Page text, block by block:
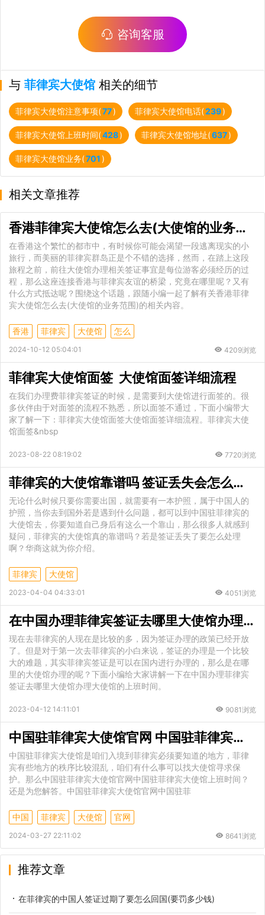
咨询客服
与 菲律宾大使馆 相关的细节
菲律宾大使馆注意事项(77) 菲律宾大使馆电话(239)
菲律宾大使馆上班时间(428) 菲律宾大使馆地址(637)
菲律宾大使馆业务(701)
相关文章推荐
香港菲律宾大使馆怎么去(大使馆的业务范围)
在香港这个繁忙的都市中，有时候你可能会渴望一段逃离现实的小
旅行，而美丽的菲律宾群岛正是个不错的选择，然而，在踏上这段
旅程之前，前往大使馆办理相关签证事宜是每位游客必须经历的过
程，那么这座连接香港与菲律宾友谊的桥梁，究竟在哪里呢？又有
什么方式抵达呢？围绕这个话题，跟随小编一起了解有关香港菲律
宾大使馆怎么去(大使馆的业务范围)的相关内容。
香港 菲律宾 大使馆 怎么
2024-10-12 05:04:01 4209浏览
菲律宾大使馆面签 大使馆面签详细流程
在我们办理费菲律宾签证的时候，是需要到大使馆进行面签的。很
多伙伴由于对面签的流程不熟悉，所以面签不通过，下面小编带大
家了解一下：菲律宾大使馆面签大使馆面签详细流程。菲律宾大使
馆面签&nbsp
2023-08-22 08:19:02 7720浏览
菲律宾的大使馆靠谱吗 签证丢失会怎么处理
无论什么时候只要你需要出国，就需要有一本护照，属于中国人的
护照，当你去到国外若是遇到什么问题，都可以到中国驻菲律宾的
大使馆去，你要知道自己身后有这么一个靠山，那么很多人就感到
疑问，菲律宾的大使馆真的靠谱吗？若是签证丢失了要怎么处理
啊？华商这就为你介绍。
菲律宾 大使馆
2023-04-04 04:33:01 4051浏览
在中国办理菲律宾签证去哪里大使馆办理 大使馆的上班时间
现在去菲律宾的人现在是比较的多，因为签证办理的政策已经开放
了。但是对于第一次去菲律宾的小白来说，签证的办理是一个比较
大的难题，其实菲律宾签证是可以在国内进行办理的，那么是在哪
里的大使馆办理的呢？下面小编给大家讲解一下在中国办理菲律宾
签证去哪里大使馆办理大使馆的上班时间。
2023-04-12 14:11:01 9081浏览
中国驻菲律宾大使馆官网 中国驻菲律宾大使馆上班时间
中国驻菲律宾大使馆是咱们入境到菲律宾必须要知道的地方，菲律
宾有些地方的秩序比较混乱，咱们有什么事可以找大使馆寻求保
护。那么中国驻菲律宾大使馆官网中国驻菲律宾大使馆上班时间？
还是为您解答。中国驻菲律宾大使馆官网中国驻菲
中国 菲律宾 大使馆 官网
2024-03-27 22:11:02 8641浏览
推荐文章
在菲律宾的中国人签证过期了要怎么回国(要罚多少钱)